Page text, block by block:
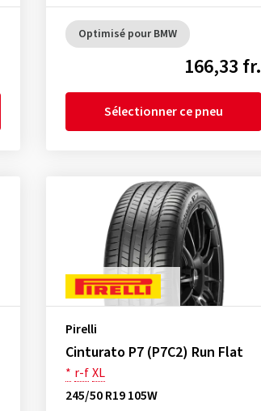
Optimisé pour BMW
166,33 fr.
Sélectionner ce pneu
Pirelli
Cinturato P7 (P7C2) Run Flat
* r-fXL
245/50 R19 105W